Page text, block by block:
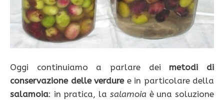
Oggi continuiamo a parlare dei metodi di
conservazione delle verduree in particolare della
salamoia: in pratica, la salamoia è una soluzione